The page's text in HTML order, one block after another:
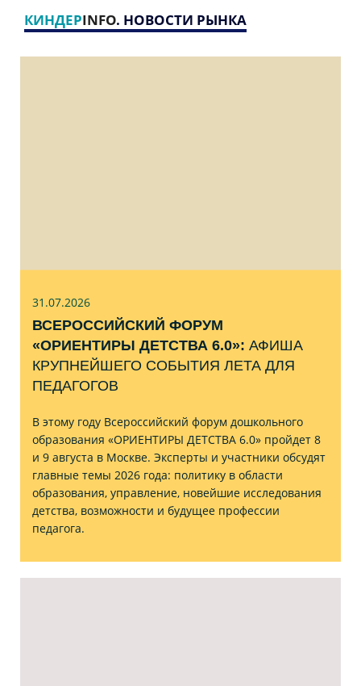
КИНДЕРINFO. НОВОСТИ РЫНКА
31.07.2026
ВСЕРОССИЙСКИЙ ФОРУМ
«ОРИЕНТИРЫ ДЕТСТВА 6.0»: АФИША
КРУПНЕЙШЕГО СОБЫТИЯ ЛЕТА ДЛЯ
ПЕДАГОГОВ
В этому году Всероссийский форум дошкольного
образования «ОРИЕНТИРЫ ДЕТСТВА 6.0» пройдет 8
и 9 августа в Москве. Эксперты и участники обсудят
главные темы 2026 года: политику в области
образования, управление, новейшие исследования
детства, возможности и будущее профессии
педагога.